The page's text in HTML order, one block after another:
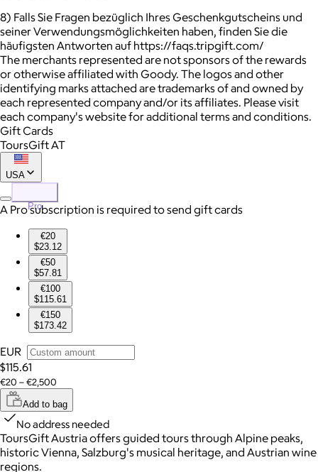
8) Falls Sie Fragen bezüglich Ihres Geschenkgutscheins und
seiner Verwendungsmöglichkeiten haben, finden Sie die
häufigsten Antworten auf https://faqs.tripgift.com/
The merchants represented are not sponsors of the rewards
or otherwise affiliated with Goody. The logos and other
identifying marks attached are trademarks of and owned by
each represented company and/or its affiliates. Please visit
each company's website for additional terms and conditions.
Gift Cards
ToursGift AT
USA
Pro
A Pro subscription is required to send gift cards
€20
$23.12
€50
$57.81
€100
$115.61
€150
$173.42
EUR
$115.61
€20 – €2,500
Add to bag
No address needed
ToursGift Austria offers guided tours through Alpine peaks,
historic Vienna, Salzburg's musical heritage, and Austrian wine
regions.